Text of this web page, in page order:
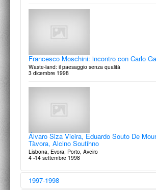
Francesco Moschini: incontro con Carlo
Waste-land: il paesaggio senza qualità
3 dicembre 1998
Álvaro Siza Vieira, Eduardo Souto De
Tàvora, Alcino Soutihno
Lisbona, Evora, Porto, Aveiro
4 -14 settembre 1998
1997-1998